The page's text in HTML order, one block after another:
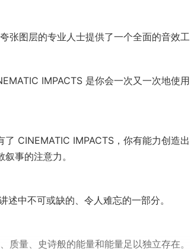
张图层的专业人士提供了一个全面的音效工
IMPACTS 是你会一次又一次地使用
CINEMATIC IMPACTS，你有能力创造出
事的注意力。
中不可或缺的、令人难忘的一部分。
量、史诗般的能量和能量足以独立存在。